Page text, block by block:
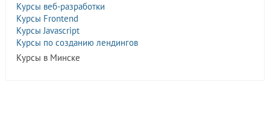
Курсы веб-разработки
Курсы Frontend
Курсы Javascript
Курсы по созданию лендингов
Курсы в Минске